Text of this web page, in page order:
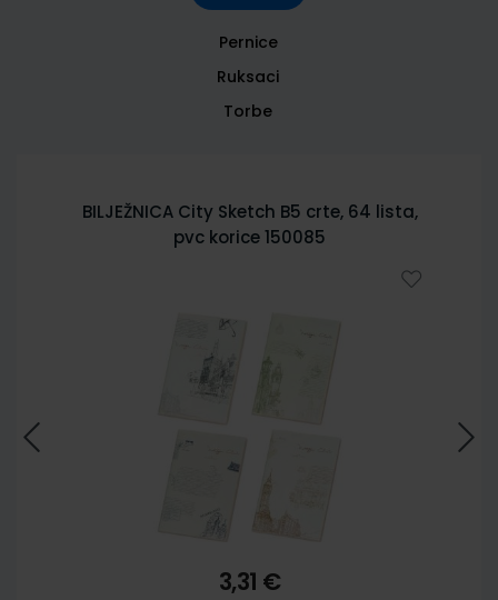
Pernice
Ruksaci
Torbe
BILJEŽNICA City Sketch B5 crte, 64 lista,
pvc korice 150085
3,31 €